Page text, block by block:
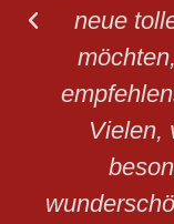
neue
Vielen,